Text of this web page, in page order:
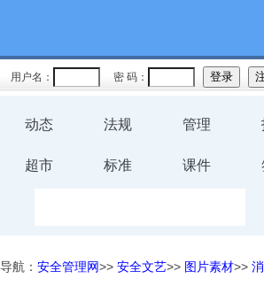
用户名： 密 码：
动态 法规 管理
超市 标准 课件
导航： 安全管理网>> 安全文艺>> 图片素材>>